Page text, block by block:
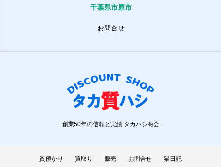
千葉県市原市
お問合せ
創業50年の信頼と実績 タカハシ商会
質預かり 買取り 販売 お問合せ 猫日記